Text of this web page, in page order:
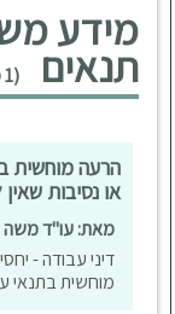
מידע
תנאים (1 מאמרים)
הרעה מוחשית
או נסיבות
מאת: עו"ד משה
דיני עבודה -
מוחשית בתנאי